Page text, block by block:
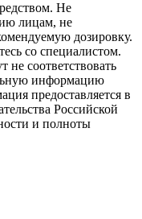
Не
лицам, не
дозировку.
со специалистом.
соответствовать
информацию
предоставляется в
Российской
и полноты